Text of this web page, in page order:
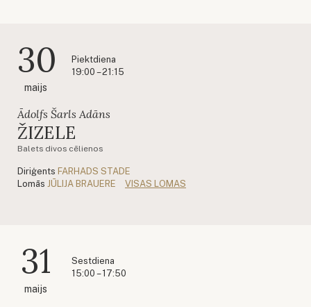
30
maijs
Piektdiena
19:00 – 21:15
Ādolfs Šarls Adāns
ŽIZELE
Balets divos cēlienos
Diriģents FARHADS STADE
Lomās JŪLIJA BRAUERE VISAS LOMAS
31
maijs
Sestdiena
15:00 – 17:50